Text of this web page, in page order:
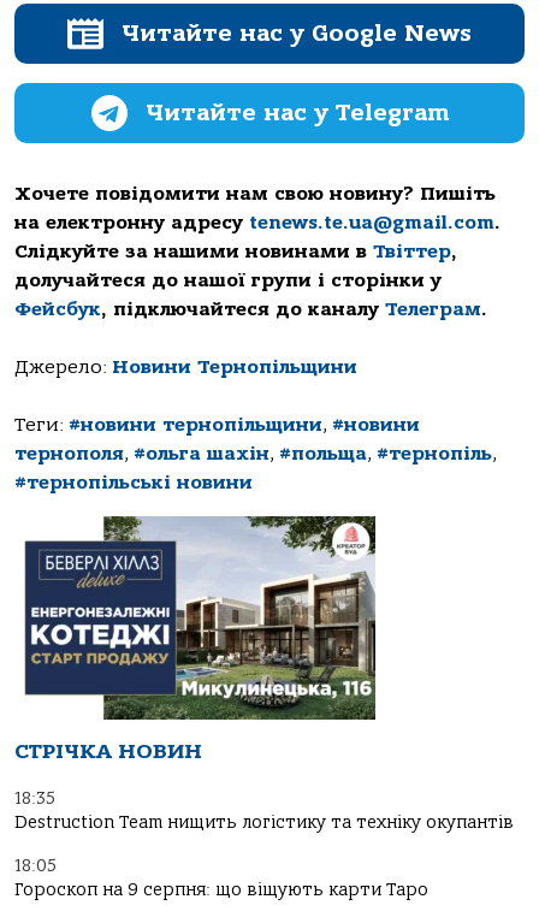
Читайте нас у Google News
Читайте нас у Telegram
Хочете повідомити нам свою новину? Пишіть
на електронну адресу tenews.te.ua@gmail.com.
Слідкуйте за нашими новинами в Твіттер,
долучайтеся до нашої групи і сторінки у
Фейсбук, підключайтеся до каналу Телеграм.
Джерело: Новини Тернопільщини
Теги: #новини тернопільщини, #новини
тернополя, #ольга шахін, #польща, #тернопіль,
#тернопільські новини
СТРІЧКА НОВИН
18:35
Destruction Team нищить логістику та техніку окупантів
18:05
Гороскоп на 9 серпня: що віщують карти Таро